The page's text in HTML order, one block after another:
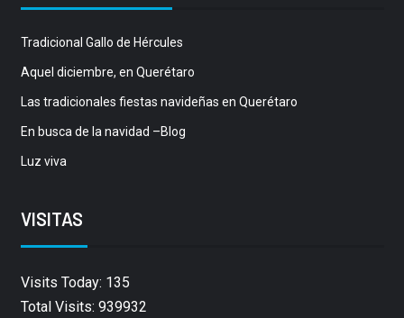
Tradicional Gallo de Hércules
Aquel diciembre, en Querétaro
Las tradicionales fiestas navideñas en Querétaro
En busca de la navidad –Blog
Luz viva
VISITAS
Visits Today: 135
Total Visits: 939932